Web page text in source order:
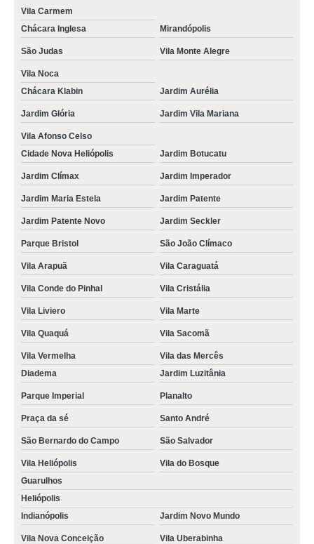
locais de renovação do cnh Sé
onde fazer renovação cnh a Vila Prudente
onde fazer renovação de cnh Paraíso
locais de renovação cnh bloqueada Jardim Patente Novo
onde fazer renovação do cnh Vila Monte Alegre
locais de renovação cnh atrasada Centro
locais de renovação do cnh Belém
onde faz renovação do cnh Vila Curuçá
onde fazer renovação cnh agendamento Jardim São Caetano
renovação da cnh orçamento Jardim Imperador
onde faz renovação de cnh vencida Vila Nova Conceição
renovação cnh atrasada Parque Bristol
renovação da cnh Jardim Previdência
onde faz renovação de cnh vencida Zona Sul
renovação da cnh orçamento Sacomã
renovação da cnh vencida orçamento Vila Quaquá
renovação cnh agendamento orçamento Glicério
onde fazer agendamento renovação cnh Jardim Patente Novo
agendamento renovação cnh orçamento Jardim Previdência
onde fazer renovação cnh categoria b Jardim borborema
renovação da cnh vencida orçamento Vila Paulista
Vila Carmem
Chácara Inglesa
Mirandópolis
São Judas Vila Monte Alegre
Vila Noca
Chácara Klabin
Jardim Aurélia
Jardim Glória Jardim Vila Mariana
Vila Afonso Celso
Cidade Nova Heliópolis
Jardim Botucatu
Jardim Clímax Jardim Imperador
Jardim Maria Estela Jardim Patente
Jardim Patente Novo Jardim Seckler
Parque Bristol São João Clímaco
Vila Arapuã Vila Caraguatá
Vila Conde do Pinhal Vila Cristália
Vila Liviero Vila Marte
Vila Quaquá Vila Sacomã
Vila Vermelha
Vila das Mercês
Diadema
Jardim Luzitânia
Parque Imperial Planalto
Praça da sé Santo André
São Bernardo do Campo São Salvador
Vila Heliópolis
Vila do Bosque
Guarulhos
Heliópolis
Indianópolis
Jardim Novo Mundo
Vila Nova Conceição
Vila Uberabinha